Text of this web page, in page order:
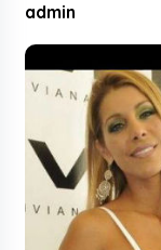
admin